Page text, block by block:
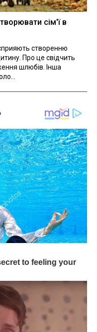
сім'ї в
сприяють створенню
Про це свідчить
шлюбів. Інша